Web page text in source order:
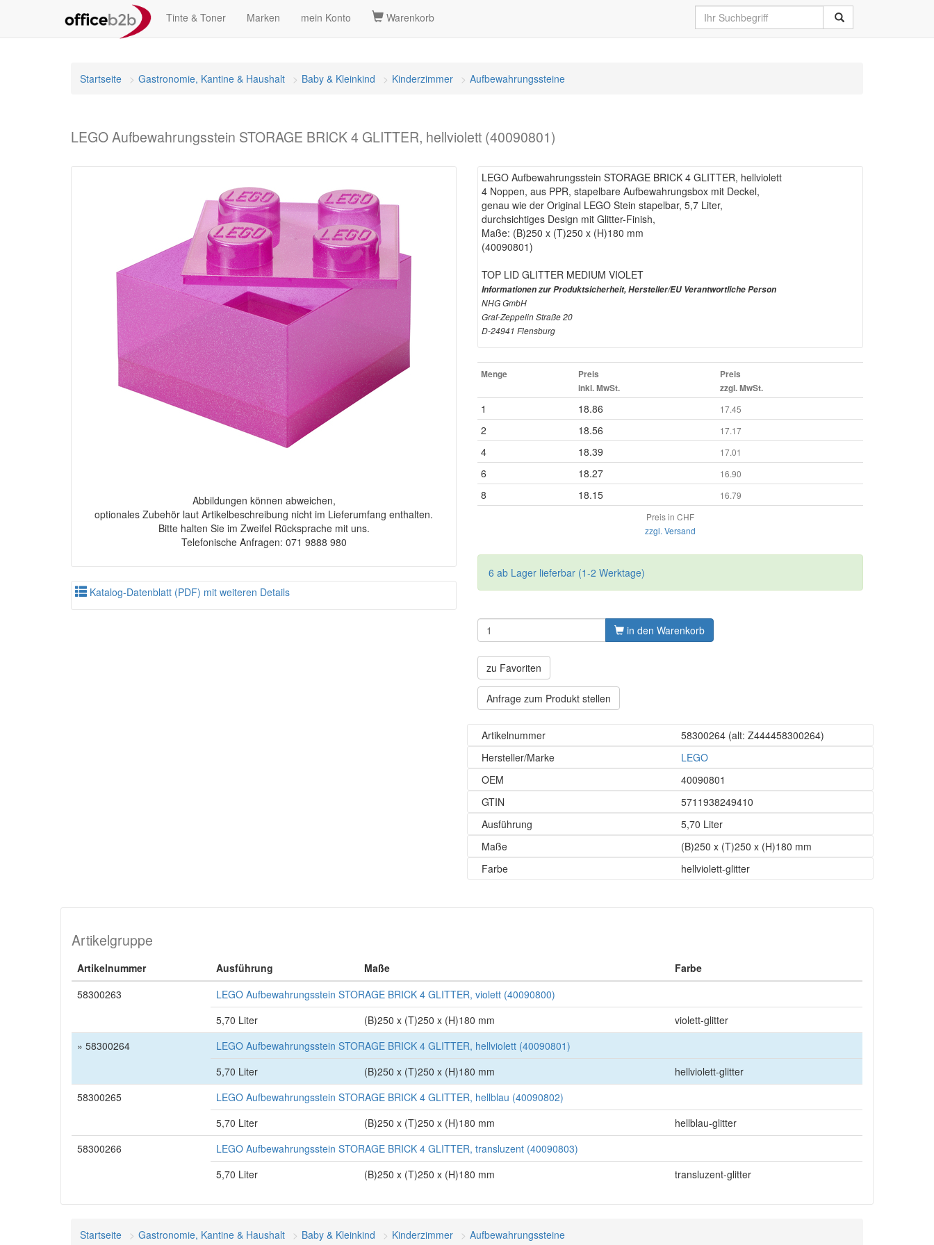
Tinte & Toner Marken mein Konto Warenkorb
Startseite Gastronomie, Kantine & Haushalt Baby & Kleinkind Kinderzimmer Aufbewahrungssteine
LEGO Aufbewahrungsstein STORAGE BRICK 4 GLITTER, hellviolett (40090801)
Abbildungen können abweichen,
optionales Zubehör laut Artikelbeschreibung nicht im Lieferumfang enthalten.
Bitte halten Sie im Zweifel Rücksprache mit uns.
Telefonische Anfragen: 071 9888 980
Katalog-Datenblatt (PDF) mit weiteren Details
LEGO Aufbewahrungsstein STORAGE BRICK 4 GLITTER, hellviolett
4 Noppen, aus PPR, stapelbare Aufbewahrungsbox mit Deckel,
genau wie der Original LEGO Stein stapelbar, 5,7 Liter,
durchsichtiges Design mit Glitter-Finish,
Maße: (B)250 x (T)250 x (H)180 mm
(40090801)
TOP LID GLITTER MEDIUM VIOLET
Informationen zur Produktsicherheit, Hersteller/EU Verantwortliche Person
NHG GmbH
Graf-Zeppelin Straße 20
D-24941 Flensburg
Menge
Preis
inkl. MwSt.
Preis
zzgl. MwSt.
1 18.86 17.45
2 18.56 17.17
4 18.39 17.01
6 18.27 16.90
8 18.15
16.79
Preis in CHF
zzgl. Versand
6 ab Lager lieferbar (1-2 Werktage)
in den Warenkorb
zu Favoriten
Anfrage zum Produkt stellen
Artikelnummer 58300264(alt: Z444458300264)
Hersteller/Marke
LEGO
OEM
40090801
GTIN
5711938249410
Ausführung
5,70 Liter
Maße
(B)250 x (T)250 x (H)180 mm
Farbe
hellviolett-glitter
Artikelgruppe
Artikelnummer Ausführung Maße
Farbe
58300263
LEGO Aufbewahrungsstein STORAGE BRICK 4 GLITTER, violett (40090800)
5,70 Liter
(B)250 x (T)250 x (H)180 mm
violett-glitter
» 58300264
LEGO Aufbewahrungsstein STORAGE BRICK 4 GLITTER, hellviolett (40090801)
5,70 Liter
(B)250 x (T)250 x (H)180 mm
hellviolett-glitter
58300265
LEGO Aufbewahrungsstein STORAGE BRICK 4 GLITTER, hellblau (40090802)
5,70 Liter
(B)250 x (T)250 x (H)180 mm
hellblau-glitter
58300266
LEGO Aufbewahrungsstein STORAGE BRICK 4 GLITTER, transluzent (40090803)
5,70 Liter
(B)250 x (T)250 x (H)180 mm transluzent-glitter
Startseite Gastronomie, Kantine & Haushalt Baby & Kleinkind Kinderzimmer Aufbewahrungssteine